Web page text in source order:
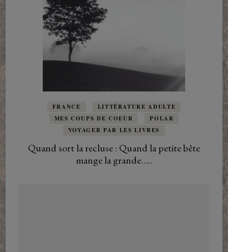
FRANCE
LITTÉRATURE ADULTE
MES COUPS DE COEUR
POLAR
VOYAGER PAR LES LIVRES
Quand sort la recluse : Quand la petite bête
mange la grande…..